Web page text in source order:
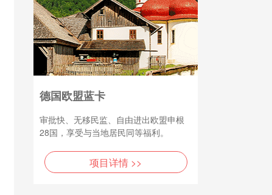
德国欧盟蓝卡
审批快、无移民监、自由进出欧盟申根
28国，享受与当地居民同等福利。
项目详情 >>